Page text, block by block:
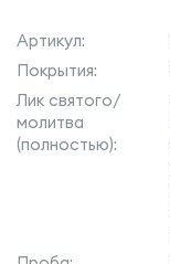
Артикул:
Покрытия:
Лик святого/
молитва
(полностью):